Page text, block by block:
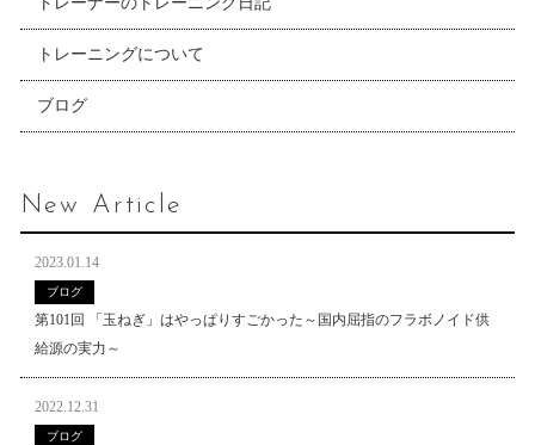
トレーニングについて
ブログ
New Article
2023.01.14
ブログ
第101回 「玉ねぎ」はやっぱりすごかった～国内屈指のフラボノイド供
給源の実力～
2022.12.31
ブログ